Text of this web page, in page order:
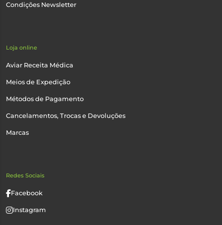
Condições Newsletter
Loja online
Aviar Receita Médica
Meios de Expedição
Métodos de Pagamento
Cancelamentos, Trocas e Devoluções
Marcas
Redes Sociais
Facebook
Instagram